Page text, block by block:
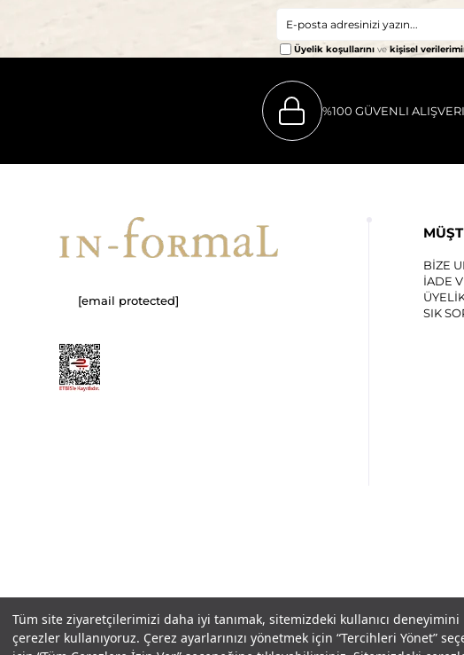
Tüm site ziyaretçilerimizi daha iyi tanımak, sitemizdeki kullanıcı
çerezler kullanıyoruz. Çerez ayarlarınızı yönetmek için “Tercihleri Yönet”
Üyelik koşullarını ve kişisel
%100 GÜVENLI
[email protected]
BİZE
İADE
SIK